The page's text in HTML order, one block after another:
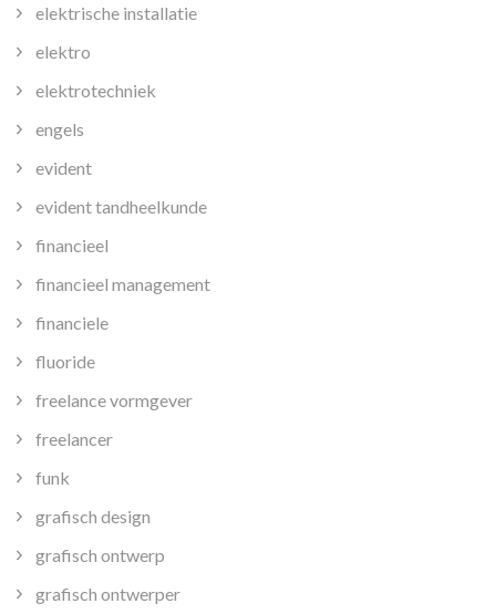
elektrische installatie
elektro
elektrotechniek
engels
evident
evident tandheelkunde
financieel
financieel management
financiele
fluoride
freelance vormgever
freelancer
funk
grafisch design
grafisch ontwerp
grafisch ontwerper